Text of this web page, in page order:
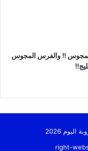
!! والفرس المجوس
2026
right-